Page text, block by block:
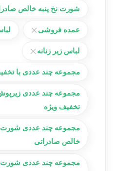
شورت نخ پنبه خالص
عمده فروشی
لباس زیر زنانه
مجموعه چند عددی با
مجموعه چند عددی
تخفیف ویژه
مجموعه چند عددی شورت
خالص صادراتی
مجموعه چند عددی شورت